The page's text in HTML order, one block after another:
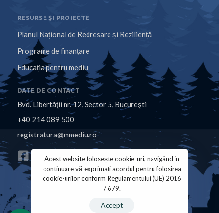
RESURSE ȘI PROIECTE
Planul Național de Redresare și Reziliență
Programe de finanțare
Educația pentru mediu
DATE DE CONTACT
Bvd. Libertăţii nr. 12, Sector 5, Bucureşti
+40 214 089 500
registratura@mmediu.ro
Acest website folosește cookie-uri, navigând în
continuare vă exprimați acordul pentru folosirea
cookie-urilor conform Regulamentului (UE) 2016
/ 679.
Accept